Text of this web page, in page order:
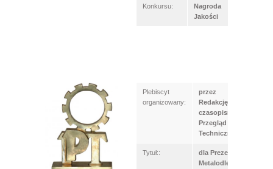
Konkursu:
Nagroda
Jakości
Plebiscyt
organizowany:
przez
Redakcję
czasopisma
Przegląd
Techniczny
Tytuł::
dla Prezesa
Metalodlew